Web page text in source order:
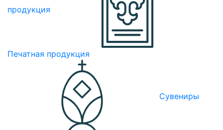
продукция
Печатная продукция
Сувениры